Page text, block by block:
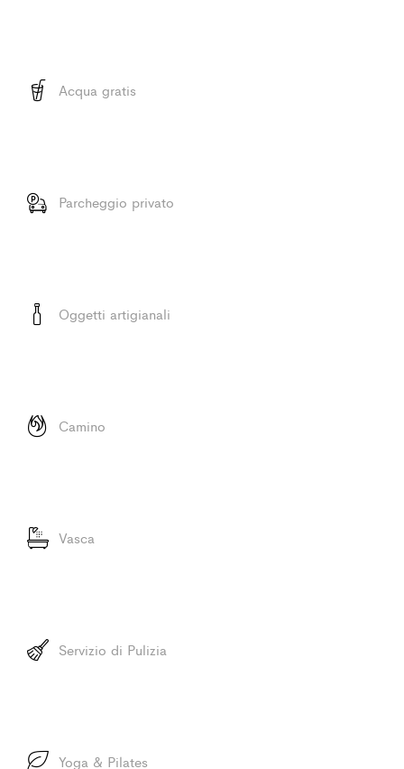
Acqua gratis
Parcheggio privato
Oggetti artigianali
Camino
Vasca
Servizio di Pulizia
Yoga & Pilates